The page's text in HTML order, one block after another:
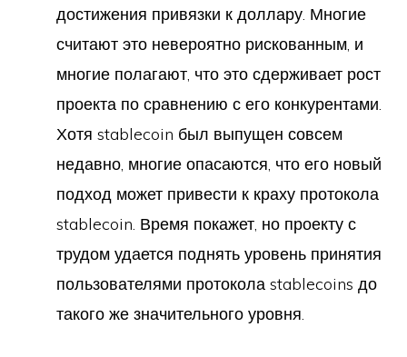
достижения привязки к доллару. Многие
считают это невероятно рискованным, и
многие полагают, что это сдерживает рост
проекта по сравнению с его конкурентами.
Хотя stablecoin был выпущен совсем
недавно, многие опасаются, что его новый
подход может привести к краху протокола
stablecoin. Время покажет, но проекту с
трудом удается поднять уровень принятия
пользователями протокола stablecoins до
такого же значительного уровня.